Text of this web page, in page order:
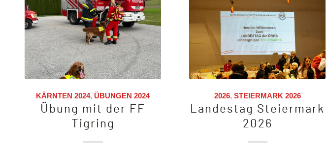
KÄRNTEN 2024, ÜBUNGEN 2024
Übung mit der FF
Tigring
2026, STEIERMARK 2026
Landestag Steiermark
2026